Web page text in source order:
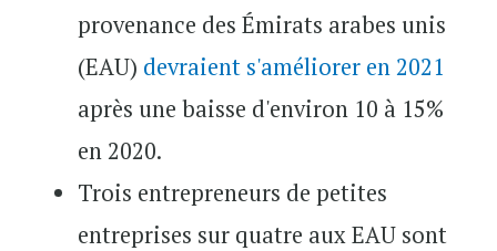
provenance des Émirats arabes unis
(EAU) devraient s'améliorer en 2021
après une baisse d'environ 10 à 15%
en 2020.
Trois entrepreneurs de petites
entreprises sur quatre aux EAU sont